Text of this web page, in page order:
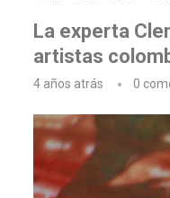
La experta
artistas
4 años atrás 0